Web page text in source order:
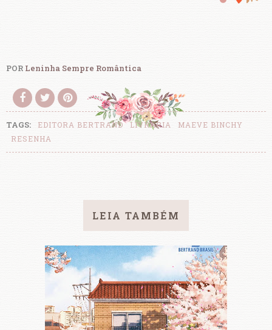
POR Leninha Sempre Romântica
TAGS: EDITORA BERTRAND LIVRARIA
MAEVE BINCHY
RESENHA
LEIA TAMBÉM